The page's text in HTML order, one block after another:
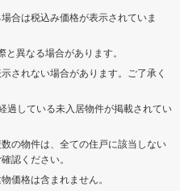
合は税込み価格が表示されていま
異なる場合があります。
されない場合があります。ご了承く
過している未入居物件が掲載されてい
の物件は、全ての住戸に該当しない
認ください。
価格は含まれません。